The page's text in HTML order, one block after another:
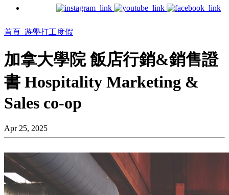
首頁 遊學打工度假
加拿大學院 飯店行銷&銷售證
書 Hospitality Marketing &
Sales co-op
Apr 25, 2025